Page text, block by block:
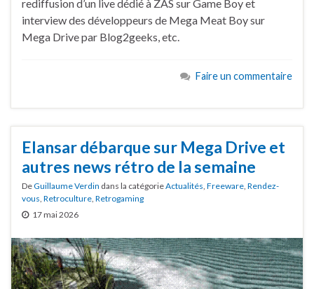
rediffusion d’un live dédié à ZAS sur Game Boy et
interview des développeurs de Mega Meat Boy sur
Mega Drive par Blog2geeks, etc.
Faire un commentaire
Elansar débarque sur Mega Drive et
autres news rétro de la semaine
DeGuillaume Verdin dans la catégorieActualités Freeware Rendez-
vous Retroculture Retrogaming
17 mai 2026